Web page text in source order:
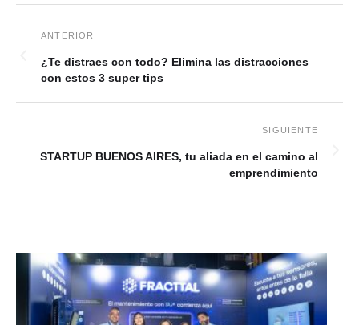
¿Te distraes con todo? Elimina las distracciones
con estos 3 super tips
STARTUP BUENOS AIRES, tu aliada en el camino al
emprendimiento